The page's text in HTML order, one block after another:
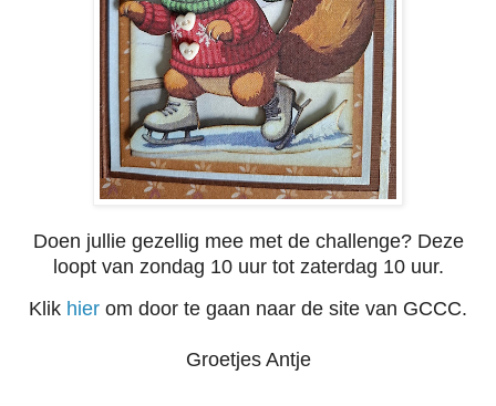
Doen jullie gezellig mee met de challenge? Deze
loopt van zondag 10 uur tot zaterdag 10 uur.
Klik hier om door te gaan naar de site van GCCC.
Groetjes Antje